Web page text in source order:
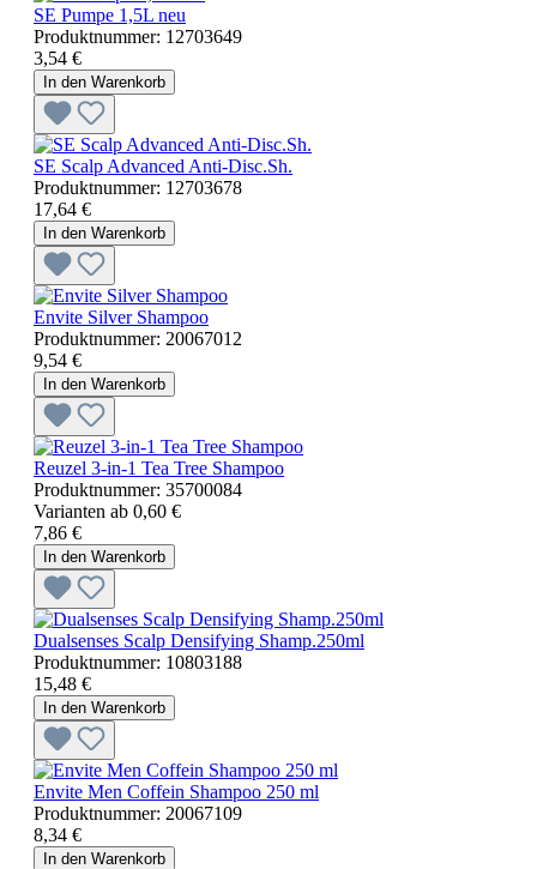
SE Pumpe 1,5L neu
Produktnummer: 12703649
3,54 €
In den Warenkorb
SE Scalp Advanced Anti-Disc.Sh.
Produktnummer: 12703678
17,64 €
In den Warenkorb
Envite Silver Shampoo
Produktnummer: 20067012
9,54 €
In den Warenkorb
Reuzel 3-in-1 Tea Tree Shampoo
Produktnummer: 35700084
Varianten ab 0,60 €
7,86 €
In den Warenkorb
Dualsenses Scalp Densifying Shamp.250ml
Produktnummer: 10803188
15,48 €
In den Warenkorb
Envite Men Coffein Shampoo 250 ml
Produktnummer: 20067109
8,34 €
In den Warenkorb